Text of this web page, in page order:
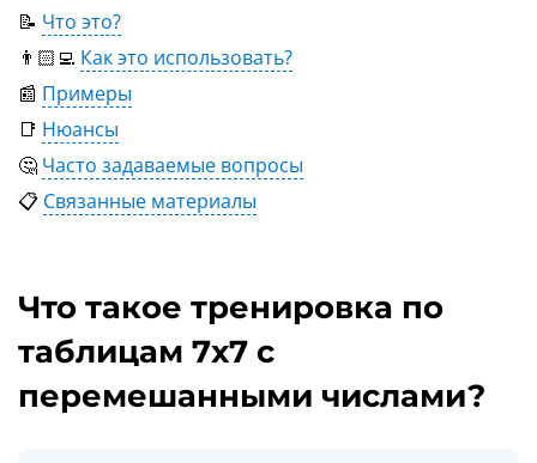
📝 Что это?
👨🏻‍💻 Как это использовать?
📰 Примеры
📑 Нюансы
🤔 Часто задаваемые вопросы
📋 Связанные материалы
Что такое тренировка по
таблицам 7x7 с
перемешанными числами?